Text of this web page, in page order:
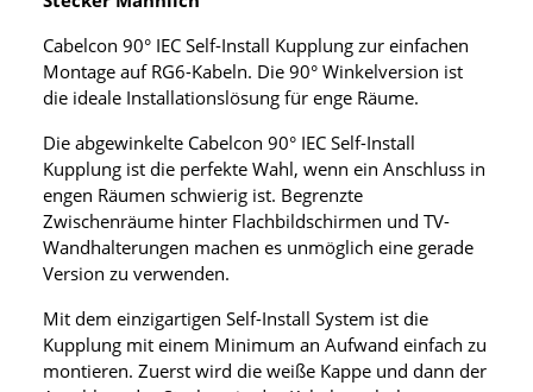
Cabelcon 90° IEC Self-Install Kupplung zur einfachen
Montage auf RG6-Kabeln. Die 90° Winkelversion ist
die ideale Installationslösung für enge Räume.
Die abgewinkelte Cabelcon 90° IEC Self-Install
Kupplung ist die perfekte Wahl, wenn ein Anschluss in
engen Räumen schwierig ist. Begrenzte
Zwischenräume hinter Flachbildschirmen und TV-
Wandhalterungen machen es unmöglich eine gerade
Version zu verwenden.
Mit dem einzigartigen Self-Install System ist die
Kupplung mit einem Minimum an Aufwand einfach zu
montieren. Zuerst wird die weiße Kappe und dann der